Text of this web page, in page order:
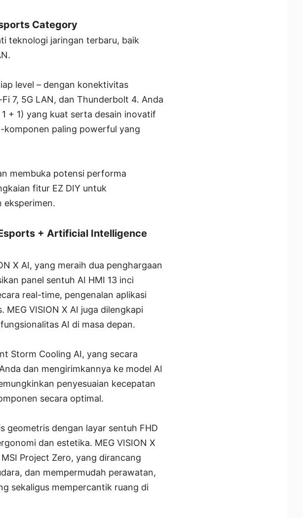
Category
teknologi jaringan terbaru, baik
level – dengan konektivitas
7, 5G LAN, dan Thunderbolt 4. Anda
+ 1) yang kuat serta desain inovatif
komponen paling powerful yang
membuka potensi performa
fitur EZ DIY untuk
eksperimen.
+ Artificial Intelligence
X AI, yang meraih dua penghargaan
panel sentuh AI HMI 13 inci
real-time, pengenalan aplikasi
VISION X AI juga dilengkapi
AI di masa depan.
Storm Cooling AI, yang secara
dan mengirimkannya ke model AI
penyesuaian kecepatan
secara optimal.
geometris dengan layar sentuh FHD
dan estetika. MEG VISION X
Project Zero, yang dirancang
dan mempermudah perawatan,
sekaligus mempercantik ruang di